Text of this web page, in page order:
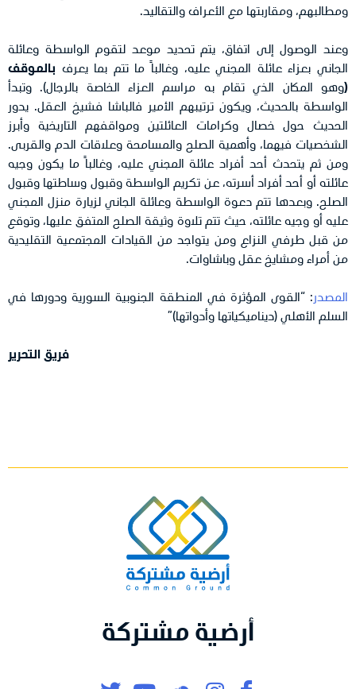
ومطالبهم، ومقاربتها مع الأعراف والتقاليد.
وعند الوصول إلى اتفاق، يتم تحديد موعد لتقوم الواسطة وعائلة
الجاني بعزاء عائلة المجني عليه، وغالباً ما تتم بما يعرف بالموقف
(وهو المكان الذي تقام به مراسم العزاء الخاصة بالرجال). وتبدأ
الواسطة بالحديث، ويكون ترتيبهم الأمير فالباشا فشيخ العقل. يدور
الحديث حول خصال وكرامات العائلتين ومواقفهم التاريخية وأبرز
الشخصيات فيهما، وأهمية الصلح والمسامحة وعلاقات الدم والقربى.
ومن ثم يتحدث أحد أفراد عائلة المجني عليه، وغالباً ما يكون وجيه
عائلته أو أحد أفراد أسرته، عن تكريم الواسطة وقبول وساطتها وقبول
الصلح. وبعدها تتم دعوة الواسطة وعائلة الجاني لزيارة منزل المجني
عليه أو وجيه عائلته، حيث تتم تلاوة وثيقة الصلح المتفق عليها، وتوقع
من قبل طرفي النزاع ومن يتواجد من القيادات المجتمعية التقليدية
من أمراء ومشايخ عقل وباشاوات.
المصدر: “القوى المؤثرة في المنطقة الجنوبية السورية ودورها في
السلم الأهلي (ديناميكياتها وأدواتها)”
فريق التحرير
أرضية مشتركة